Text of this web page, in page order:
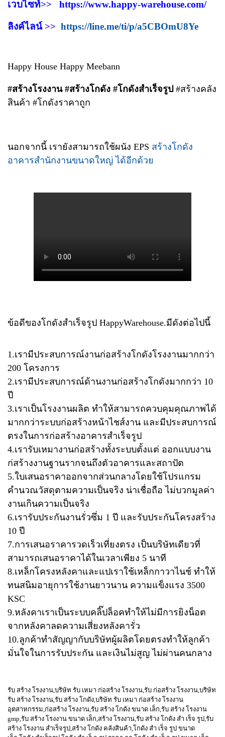
เวบไซท์>> https://www.happy-warehouse.com/
ลิงค์ไลน์ >> https://line.me/ti/p/a5CBOmU8Ye
Happy House Happy Meebann
#สร้างโรงงาน #สร้างโกดัง #โกดังสำเร็จรูป #สร้างคลัง
สินค้า #โกดังราคาถูก
นอกจากนี้ เรายังสามารถใช้ผนัง EPS สร้างโกดัง
อาคารสำนักงานขนาดใหญ่ ได้อีกด้วย
ข้อดีของโกดังสำเร็จรูป​ Happy​Warehouse.มีดังต่อไปนี้
1.เรามีประสบการณ์งานก่อสร้างโกดัง​โรงงานมากกว่า​
200​ โครงการ
2.เรามีประสบการณ์​ด้านงานก่อสร้างโกดังมากกว่า​ 10
ปี
3.เราเป็นโรงงานผลิต​ ทำให้สามารถควบคุมคุณภาพได้
มากกว่าระบบก่อสร้างหน้าไชส์งาน​ และมีประสบการณ์
ตรงในการก่อสร้างอาคารสำเร็จรูป
4.เรารับเหมางานก่อสร้างทั้งระบบตั้งแต่​ ออกแบบ​งาน​
ก่สร้างงานฐานรากจนถึงตัวอาคารและสถาปัต
5.ใบเสนอราคาออกจากส่วนกลาง​โดยใช้โปรแกรม
คำนวณวัสดุตามความเป็นจริง​ น่าเชื่อถือ​ ไม่บวกมูลค่า
งานเกินความเป็นจริง
6.เรารับประกันงานรั่วซึ่ม​ 1 ปี​ และรับประกันโครงสร้าง​
10 ปี
7.การเสนอราคารวดเร็วเที่ยงตรง​ เป็นบริษัทเดียวที่
สามารถเสนอราคาได้ในเวลาเพียง​ 5 นาที
8.เหล็กโครงหลังคาและแป​เราใช้เหล็กกาวาไนช์​ ทำให้
ทนสนิมอายุการใช้งานยาวนาน​ ความแข็งแรง​ 3500​
KSC
9.หลังคาเราเป็นระบบคลิ๊ปล็อคทำให้ไม่มีการยิงน็อต
จากหลังคา​ลดความเสี่ยงหลังคารั่ว
10.ลูกค้าทำสัญญากับบริษัทผู้ผลิตโดยตรงทำให้ลูกค้า
มั่นใจในการรับประกัน​ และเงินไม่สูญ ไม่ผ่านคนกลาง
รับ สร้าง โรงงาน,บริษัท รับ เหมา ก่อสร้าง โรงงาน,รับ ก่อสร้าง โรงงาน,บริษัท
รับ สร้าง โรงงาน,รับ สร้าง โกดัง,บริษัท รับ เหมา ก่อสร้าง โรงงาน
อุตสาหกรรม,ก่อสร้าง โรงงาน,รับ สร้าง โกดัง ขนาด เล็ก,รับ สร้าง โรงงาน
gmp,รับ สร้าง โรงงาน ขนาด เล็ก,สร้าง โรงงาน,รับ สร้าง โกดัง สํา เร็จ รูป,รับ
สร้าง โรงงาน สำเร็จรูป,สร้าง โกดัง คลังสินค้า,โกดัง สํา เร็จ รูป ขนาด